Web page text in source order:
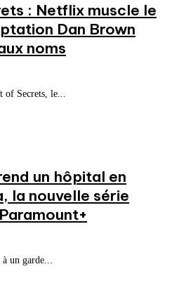
: Netflix muscle le
Dan Brown
noms
of Secrets, le...
un hôpital en
la nouvelle série
un garde...